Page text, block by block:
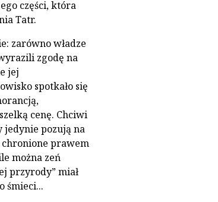
części, która
Tatr.
zarówno władze
zgodę na
jej
spotkało się
cenę. Chciwi
jedynie pozują na
chronione prawem
można zeń
przyrody” miał
śmieci...